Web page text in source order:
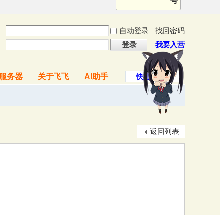
自动登录
找回密码
登录
我要入营
快捷导航
务器 关于飞飞 AI助手
返回列表